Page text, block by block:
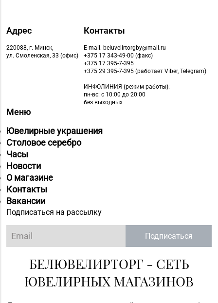
Адрес
220088, г. Минск,
ул. Смоленская, 33 (офис)
Контакты
E-mail: beluvelirtorgby@mail.ru
+375 17 343-49-00 (факс)
+375 17 395-7-395
+375 29 395-7-395 (работает Viber, Telegram)
ИНФОЛИНИЯ (режим работы):
пн-вс: с 10:00 до 20:00
без выходных
Меню
Ювелирные украшения
Столовое серебро
Часы
Новости
О магазине
Контакты
Вакансии
Подписаться на рассылку
Подписаться
БЕЛЮВЕЛИРТОРГ - СЕТЬ
ЮВЕЛИРНЫХ МАГАЗИНОВ